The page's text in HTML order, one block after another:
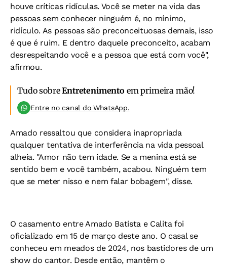
houve críticas ridículas. Você se meter na vida das
pessoas sem conhecer ninguém é, no mínimo,
ridículo. As pessoas são preconceituosas demais, isso
é que é ruim. E dentro daquele preconceito, acabam
desrespeitando você e a pessoa que está com você",
afirmou.
Tudo sobreEntretenimento em primeira mão!
Entre no canal do WhatsApp.
Amado ressaltou que considera inapropriada
qualquer tentativa de interferência na vida pessoal
alheia. "Amor não tem idade. Se a menina está se
sentido bem e você também, acabou. Ninguém tem
que se meter nisso e nem falar bobagem", disse.
O casamento entre Amado Batista e Calita foi
oficializado em 15 de março deste ano. O casal se
conheceu em meados de 2024, nos bastidores de um
show do cantor. Desde então, mantêm o